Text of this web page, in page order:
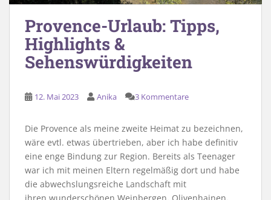
Provence-Urlaub: Tipps,
Highlights &
Sehenswürdigkeiten
12. Mai 2023 Anika 3 Kommentare
Die Provence als meine zweite Heimat zu bezeichnen,
wäre evtl. etwas übertrieben, aber ich habe definitiv
eine enge Bindung zur Region. Bereits als Teenager
war ich mit meinen Eltern regelmäßig dort und habe
die abwechslungsreiche Landschaft mit